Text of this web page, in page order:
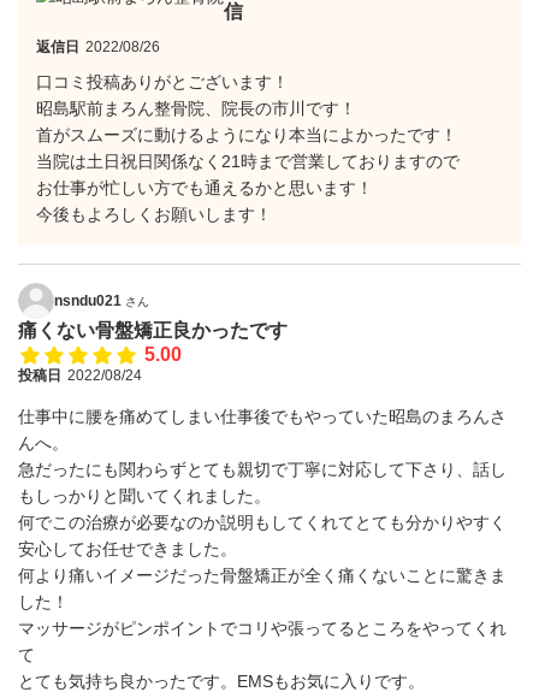
信
返信日 2022/08/26
口コミ投稿ありがとございます！
昭島駅前まろん整骨院、院長の市川です！
首がスムーズに動けるようになり本当によかったです！
当院は土日祝日関係なく21時まで営業しておりますので
お仕事が忙しい方でも通えるかと思います！
今後もよろしくお願いします！
nsndu021 さん
痛くない骨盤矯正良かったです
5.00
投稿日 2022/08/24
仕事中に腰を痛めてしまい仕事後でもやっていた昭島のまろんさ
んへ。
急だったにも関わらずとても親切で丁寧に対応して下さり、話し
もしっかりと聞いてくれました。
何でこの治療が必要なのか説明もしてくれてとても分かりやすく
安心してお任せできました。
何より痛いイメージだった骨盤矯正が全く痛くないことに驚きま
した！
マッサージがピンポイントでコリや張ってるところをやってくれ
て
とても気持ち良かったです。EMSもお気に入りです。